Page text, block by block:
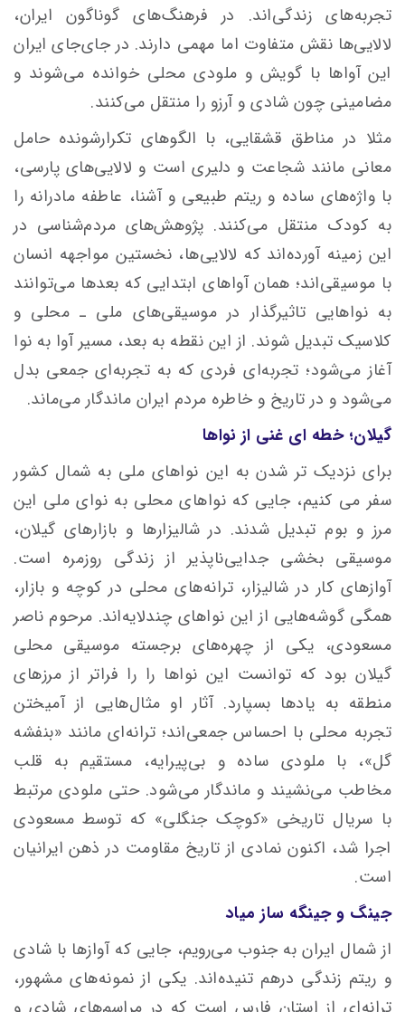
تجربه‌های زندگی‌اند. در فرهنگ‌های گوناگون ایران،
لالایی‌ها نقش متفاوت اما مهمی دارند. در جای‌جای ایران
این آواها با گویش و ملودی محلی خوانده می‌شوند و
مضامینی چون شادی و آرزو را منتقل می‌کنند.
مثلا در مناطق قشقایی، با الگوهای تکرارشونده حامل
معانی مانند شجاعت و دلیری است و لالایی‌های پارسی،
با واژه‌های ساده‌ و ریتم طبیعی و آشنا، عاطفه مادرانه را
به کودک منتقل می‌کنند. پژوهش‌های مردم‌شناسی در
این زمینه آورده‌اند که لالایی‌ها، نخستین مواجهه‌ انسان
با موسیقی‌اند؛ همان آواهای ابتدایی که بعدها می‌توانند
به نواهایی تاثیرگذار در موسیقی‌های ملی ـ محلی و
کلاسیک تبدیل شوند. از این نقطه به بعد، مسیر آوا به نوا
آغاز می‌شود؛ تجربه‌ای فردی که به تجربه‌ای جمعی بدل
می‌شود و در تاریخ و خاطره مردم ایران ماندگار می‌ماند.
گیلان؛ خطه ای غنی از نواها
برای نزدیک تر شدن به این نواهای ملی به شمال کشور
سفر می کنیم، جایی که نواهای محلی به نوای ملی این
مرز و بوم تبدیل شدند. در شالیزارها و بازارهای گیلان،
موسیقی بخشی جدایی‌ناپذیر از زندگی روزمره است.
آوازهای کار در شالیزار، ترانه‌های محلی در کوچه و بازار،
همگی گوشه‌هایی از این نواهای چندلایه‌اند. مرحوم ناصر
مسعودی، یکی از چهره‌های برجسته موسیقی محلی
گیلان بود که توانست این نواها را را فراتر از مرزهای
منطقه به یادها بسپارد. آثار او مثال‌هایی از آمیختن
تجربه محلی با احساس جمعی‌اند؛ ترانه‌ای مانند «بنفشه
گل»، با ملودی ساده و بی‌پیرایه، مستقیم به قلب
مخاطب می‌نشیند و ماندگار می‌شود. حتی ملودی مرتبط
با سریال تاریخی «کوچک جنگلی» که توسط مسعودی
اجرا شد، اکنون نمادی از تاریخ مقاومت در ذهن ایرانیان
است.
جینگ و جینگه ساز میاد
از شمال ایران به جنوب می‌رویم، جایی که آوازها با شادی
و ریتم زندگی درهم تنیده‌اند. یکی از نمونه‌های مشهور،